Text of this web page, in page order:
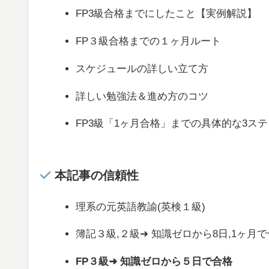
FP3級合格までにしたこと【実例解説】
FP３級合格までの１ヶ月ルート
スケジュールの詳しい立て方
詳しい勉強法＆進め方のコツ
FP3級「1ヶ月合格」までの具体的な3ス
本記事の信頼性
理系の元英語教諭(英検１級)
簿記３級,２級➜ 知識ゼロから8日,1ヶ月で
FP３級➜ 知識ゼロから５日で合格